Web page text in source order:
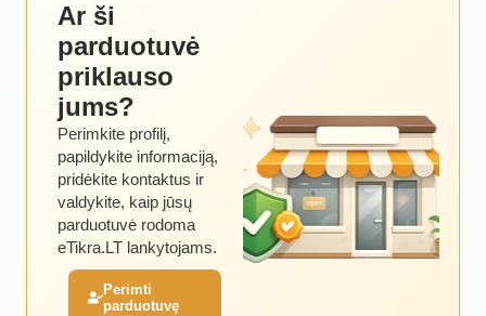
Ar ši
parduotuvė
priklauso
jums?
Perimkite profilį,
papildykite informaciją,
pridėkite kontaktus ir
valdykite, kaip jūsų
parduotuvė rodoma
eTikra.LT lankytojams.
Perimti
parduotuvę